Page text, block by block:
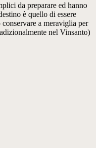
da preparare ed hanno
è quello di essere
a meraviglia per
nel Vinsanto)